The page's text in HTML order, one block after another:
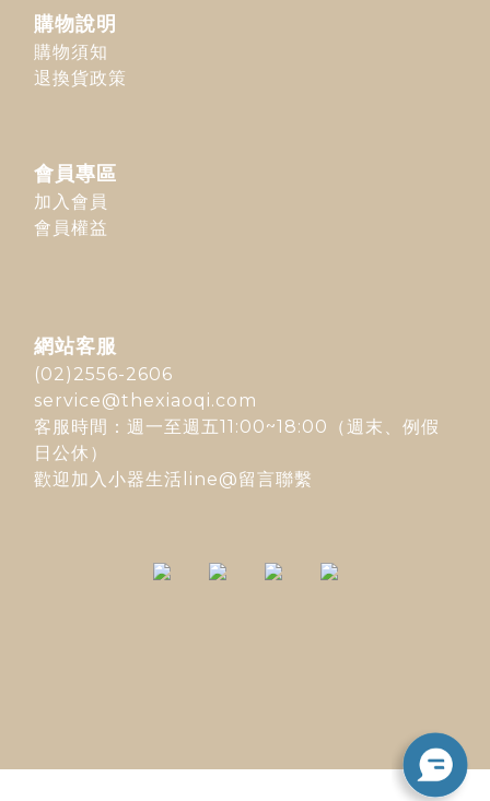
購物說明
購物須知
退換貨政策
會員專區
加入會員
會員權益
網站客服
(02)2556-2606
service@thexiaoqi.com
客服時間：週一至週五11:00~18:00（週末、例假
日公休）
歡迎加入 小器生活line@留言聯繫